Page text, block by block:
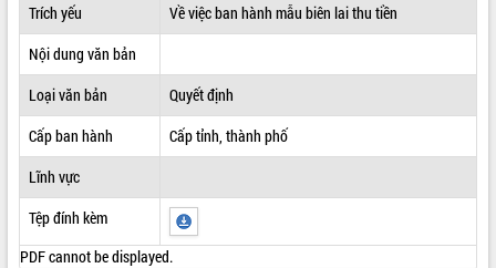
HỆ THỐNG VĂN BẢN
ĐIỂM TIN VĂN BẢN
QUY HOẠCH - KẾ HOẠCH
Trích yếu
Về việc ban hành mẫu biên lai thu tiền
Nội dung văn bản
Loại văn bản
Quyết định
Cấp ban hành
Cấp tỉnh, thành phố
Lĩnh vực
Tệp đính kèm
PDF cannot be displayed.